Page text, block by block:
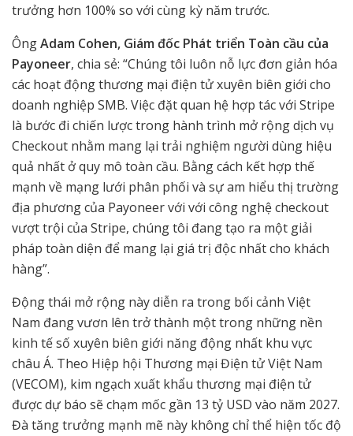
trưởng hơn 100% so với cùng kỳ năm trước.
ÔngAdam Cohen, Giám đốc Phát triển Toàn cầu của
Payoneer, chia sẻ: “Chúng tôi luôn nỗ lực đơn giản hóa
các hoạt động thương mại điện tử xuyên biên giới cho
doanh nghiệp SMB. Việc đặt quan hệ hợp tác với Stripe
là bước đi chiến lược trong hành trình mở rộng dịch vụ
Checkout nhằm mang lại trải nghiệm người dùng hiệu
quả nhất ở quy mô toàn cầu. Bằng cách kết hợp thế
mạnh về mạng lưới phân phối và sự am hiểu thị trường
địa phương của Payoneer với với công nghệ checkout
vượt trội của Stripe, chúng tôi đang tạo ra một giải
pháp toàn diện để mang lại giá trị độc nhất cho khách
hàng”.
Động thái mở rộng này diễn ra trong bối cảnh Việt
Nam đang vươn lên trở thành một trong những nền
kinh tế số xuyên biên giới năng động nhất khu vực
châu Á. Theo Hiệp hội Thương mại Điện tử Việt Nam
(VECOM), kim ngạch xuất khẩu thương mại điện tử
được dự báo sẽ chạm mốc gần 13 tỷ USD vào năm 2027.
Đà tăng trưởng mạnh mẽ này không chỉ thể hiện tốc độ